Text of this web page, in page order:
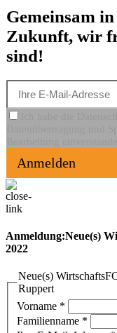
Gemeinsam
Zukunft, wir
sind!
Anmelden
Anmeldung:Neue(s)
2022
Neue(s)
Ruppert
Vorname *
Familienname *